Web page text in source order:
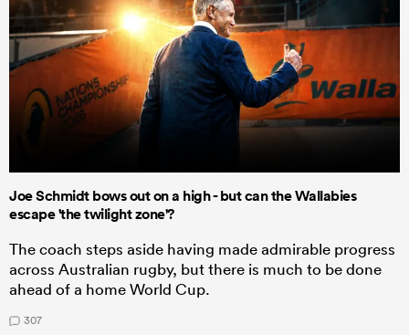
Joe Schmidt bows out on a high - but can the Wallabies
escape 'the twilight zone'?
The coach steps aside having made admirable progress
across Australian rugby, but there is much to be done
ahead of a home World Cup.
307